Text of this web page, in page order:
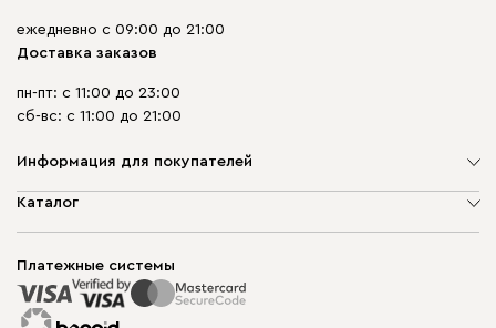
ежедневно с 09:00 до 21:00
Доставка заказов
пн-пт: с 11:00 до 23:00
сб-вс: с 11:00 до 21:00
Информация для покупателей
О компании
Способы оплаты
Рассрочка и кредит
Гарантия
Каталог
Корпусная мебель
Распродажа мебели
Платежные системы